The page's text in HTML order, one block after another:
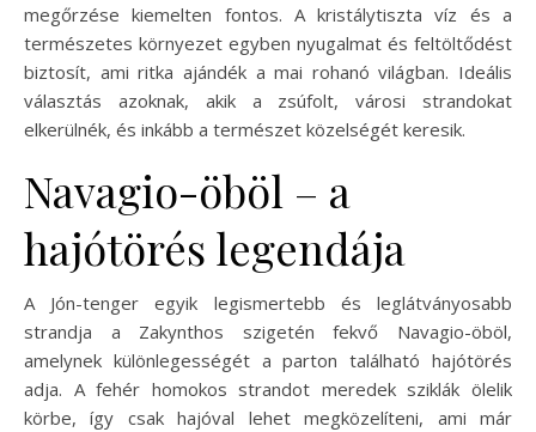
megőrzése kiemelten fontos. A kristálytiszta víz és a
természetes környezet egyben nyugalmat és feltöltődést
biztosít, ami ritka ajándék a mai rohanó világban. Ideális
választás azoknak, akik a zsúfolt, városi strandokat
elkerülnék, és inkább a természet közelségét keresik.
Navagio-öböl – a
hajótörés legendája
A Jón-tenger egyik legismertebb és leglátványosabb
strandja a Zakynthos szigetén fekvő Navagio-öböl,
amelynek különlegességét a parton található hajótörés
adja. A fehér homokos strandot meredek sziklák ölelik
körbe, így csak hajóval lehet megközelíteni, ami már